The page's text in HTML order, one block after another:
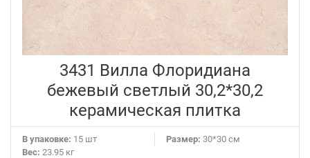
3431 Вилла Флоридиана
бежевый светлый 30,2*30,2
керамическая плитка
В упаковке: 15 шт Размер: 30*30 см
Вес: 23.95 кг